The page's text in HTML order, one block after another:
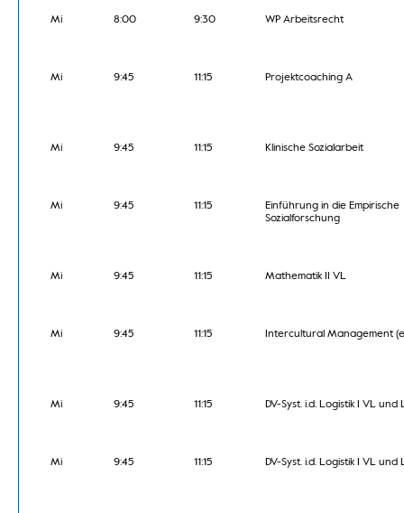
Mi 8:00 9:30 WP Arbeitsrecht
Mi 9:45 11:15 Projektcoaching A
Mi 9:45 11:15 Klinische Sozialarbeit
Mi 9:45 11:15
Einführung in die Empirische
Sozialforschung
Mi 9:45 11:15 Mathematik II VL
Mi 9:45 11:15 Intercultural Management
Mi 9:45 11:15 DV-Syst. i.d. Logistik I VL und
Mi 9:45 11:15 DV-Syst. i.d. Logistik I VL und